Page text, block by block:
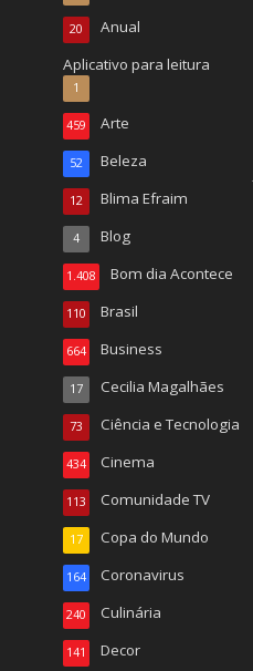
Anual
20
Aplicativo para leitura
1
Arte
459
Beleza
52
Blima Efraim
12
Blog
4
Bom dia Acontece
1.408
Brasil
110
Business
664
Cecilia Magalhães
17
Ciência e Tecnologia
73
Cinema
434
Comunidade TV
113
Copa do Mundo
17
Coronavirus
164
Culinária
240
Decor
141